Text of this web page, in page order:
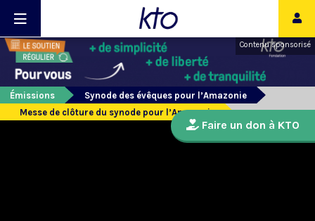
Contenu sponsorisé
Émissions
Synode des évêques pour l’Amazonie
Messe de clôture du synode pour l’Amazonie
Faire un don à KTO